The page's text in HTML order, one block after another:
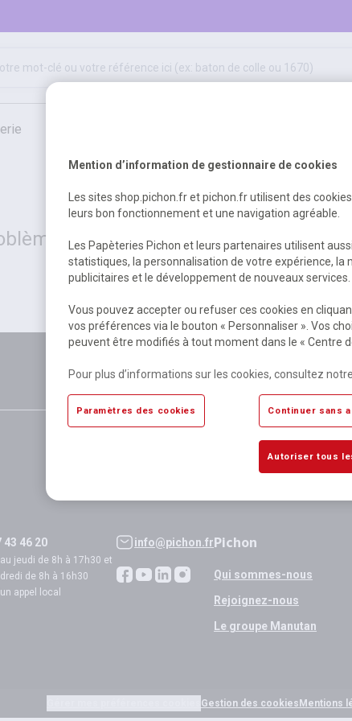
et équipements hygiène, sécurité, 1er secours
Erreur
serveur est survenu. Veuillez
Retour Retour
disponibles
43 46 20
jeudi de 8h à 17h30 et
de 8h à 16h30
appel local
info@pichon.frPichon
Qui sommes-nous
Rejoignez-nous
Le groupe Manutan
Gestion des cookies Mentions
Mention d’information de gestionnaire de cookies
Les sites shop.pichon.fr et pichon.fr utilisent des
leurs bon fonctionnement et une navigation agréable.
Les Papèteries Pichon et leurs partenaires utilisent
statistiques, la personnalisation de votre expérience, la
publicitaires et le développement de nouveaux services.
Vous pouvez accepter ou refuser ces cookies en
vos préférences via le bouton « Personnaliser ». Vos
peuvent être modifiés à tout moment dans le « Centre
Pour plus d’informations sur les cookies, consultez notre
Paramètres des cookies Continuer sans
Autoriser tous